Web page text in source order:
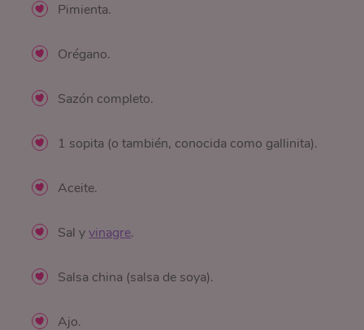
Pimienta.
Orégano.
Sazón completo.
1 sopita (o también, conocida como gallinita).
Aceite.
Sal yvinagre.
Salsa china (salsa de soya).
Ajo.